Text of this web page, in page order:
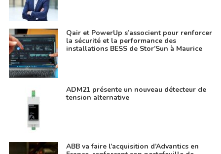
Qair et PowerUp s’associent pour renforcer
la sécurité et la performance des
installations BESS de Stor’Sun à Maurice
ADM21 présente un nouveau détecteur de
tension alternative
ABB va faire l’acquisition d’Advantics en